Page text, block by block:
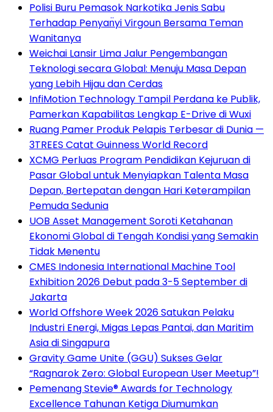
Polisi Buru Pemasok Narkotika Jenis Sabu
Terhadap Penyan̈yi Virgoun Bersama Teman
Wanitanya
Weichai Lansir Lima Jalur Pengembangan
Teknologi secara Global: Menuju Masa Depan
yang Lebih Hijau dan Cerdas
InfiMotion Technology Tampil Perdana ke Publik,
Pamerkan Kapabilitas Lengkap E-Drive di Wuxi
Ruang Pamer Produk Pelapis Terbesar di Dunia —
3TREES Catat Guinness World Record
XCMG Perluas Program Pendidikan Kejuruan di
Pasar Global untuk Menyiapkan Talenta Masa
Depan, Bertepatan dengan Hari Keterampilan
Pemuda Sedunia
UOB Asset Management Soroti Ketahanan
Ekonomi Global di Tengah Kondisi yang Semakin
Tidak Menentu
CMES Indonesia International Machine Tool
Exhibition 2026 Debut pada 3-5 September di
Jakarta
World Offshore Week 2026 Satukan Pelaku
Industri Energi, Migas Lepas Pantai, dan Maritim
Asia di Singapura
Gravity Game Unite (GGU) Sukses Gelar
“Ragnarok Zero: Global European User Meetup”!
Pemenang Stevie® Awards for Technology
Excellence Tahunan Ketiga Diumumkan